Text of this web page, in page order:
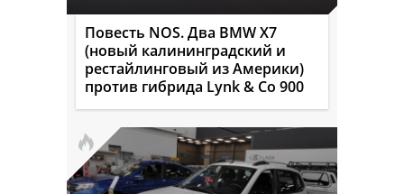
Повесть NOS. Два BMW X7
(новый калининградский и
рестайлинговый из Америки)
против гибрида Lynk & Co 900